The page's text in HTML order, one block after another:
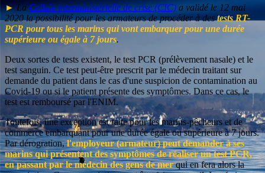
► La Cellule interministérielle de crise (CIC) a validé le 12 mai
2020 la possibilité pour les armateurs de procéder à destests RT-
PCR pour tous les marins qui vont embarquer pour une durée
supérieure ou égale à 7 jours.
Deux sortes de tests existent, le test PCR (prélèvement nasale) et le
test sanguin. Ce test peut-être prescrit par le médecin traitant sur
demande du patient dans le cas d'une suspicion de contamination au
Covid-19 ou si le patient présente des symptômes. Dans ce cas, le
test est remboursé par l'ENIM.
Toutefois, une exception est faite pour les marins-pêcheurs et de
commerce embarquant pour une durée égale ou supérieure à 7 jours.
Par dérogration,l'employeur (armateur) peut demander à ses
marins qui présentent des symptômes de réaliser un test PCR,
en passant par le médecin des gens de merqui en fera alors la